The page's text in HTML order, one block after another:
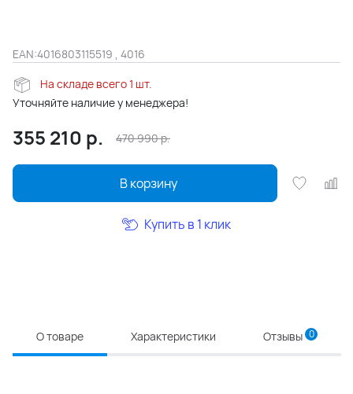
EAN:4016803115519 , 4016
На складе всего 1 шт.
Уточняйте наличие у менеджера!
355 210 р. 470 990р.
В корзину
Купить в 1 клик
О товаре Характеристики Отзывы 0